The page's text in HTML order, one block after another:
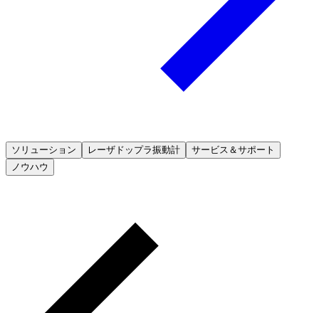
ソリューション レーザドップラ振動計
サービス＆サポート
ノウハウ